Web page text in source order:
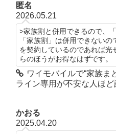
匿名
2026.05.21
>家族割と併用できるので、
「家族割」は併用できない
を契約しているのであれば光
らのほうがお得なはずです。
ワイモバイルで“家族ま
ライン専用が不安な人ほ
かおる
2025.04.20